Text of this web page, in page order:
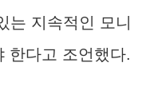
는 지속적인 모니
한다고 조언했다.